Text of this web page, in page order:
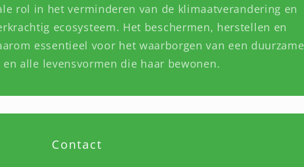
rol in het verminderen van de klimaatverandering en
ecosysteem. Het beschermen, herstellen en
essentieel voor het waarborgen van een duurzame
alle levensvormen die haar bewonen.
Contact